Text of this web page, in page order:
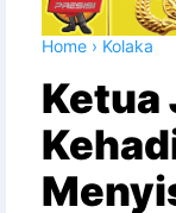
Home › Kolaka
Ketua